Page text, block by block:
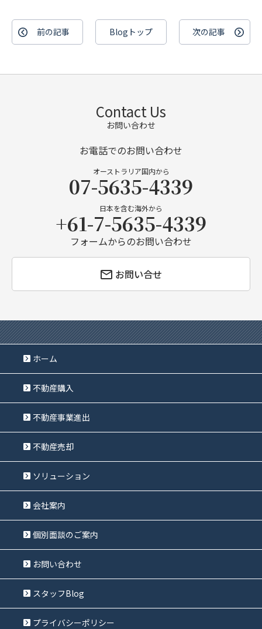
前の記事 Blogトップ 次の記事
Contact Us
お問い合わせ
お電話でのお問い合わせ
オーストラリア国内から
07-5635-4339
日本を含む海外から
+61-7-5635-4339
フォームからのお問い合わせ
お問い合せ
ホーム
不動産購入
不動産事業進出
不動産売却
ソリューション
会社案内
個別面談のご案内
お問い合わせ
スタッフBlog
プライバシーポリシー